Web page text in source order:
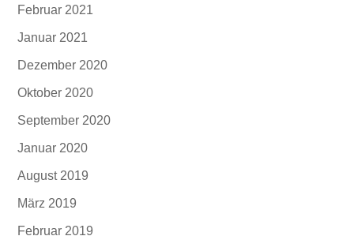
Februar 2021
Januar 2021
Dezember 2020
Oktober 2020
September 2020
Januar 2020
August 2019
März 2019
Februar 2019